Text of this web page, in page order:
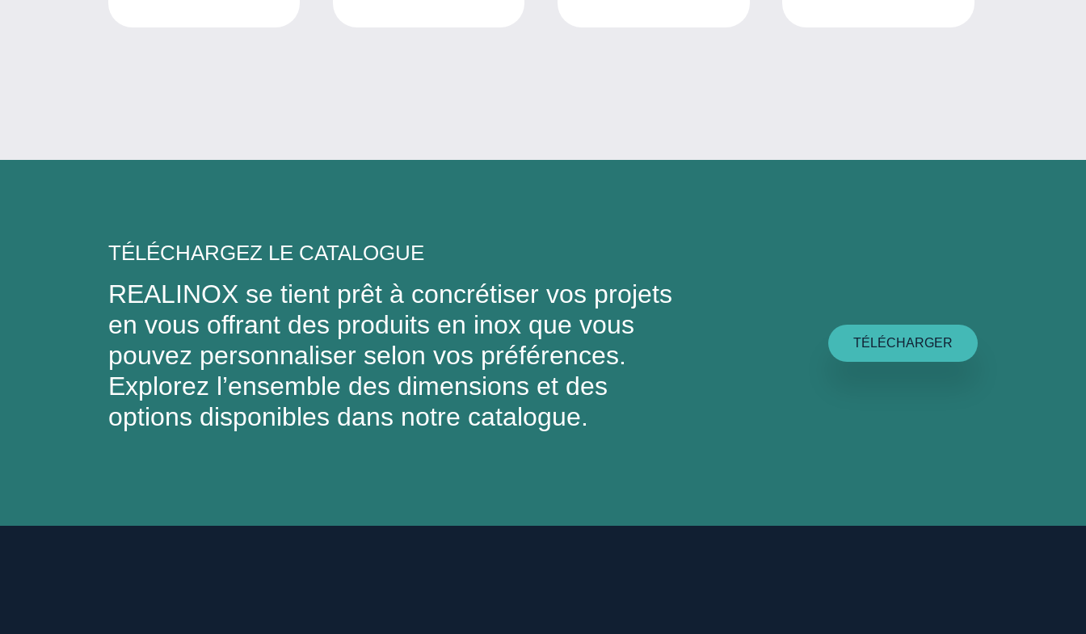
TÉLÉCHARGEZ LE CATALOGUE
REALINOX se tient prêt à concrétiser vos projets
en vous offrant des produits en inox que vous
pouvez personnaliser selon vos préférences.
Explorez l’ensemble des dimensions et des
options disponibles dans notre catalogue.
TÉLÉCHARGER